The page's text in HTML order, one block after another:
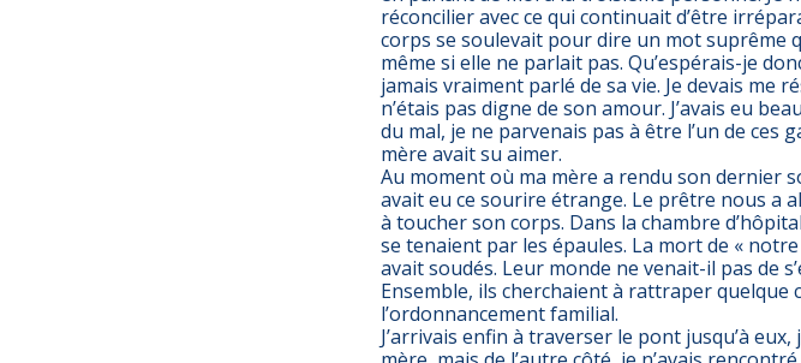
réconcilier avec ce qui continuait d’être
corps se soulevait pour dire un mot suprême
même si elle ne parlait pas. Qu’espérais-je
jamais vraiment parlé de sa vie. Je devais me
n’étais pas digne de son amour. J’avais eu
du mal, je ne parvenais pas à être l’un de ces
mère avait su aimer.
Au moment où ma mère a rendu son dernier
avait eu ce sourire étrange. Le prêtre nous a
à toucher son corps. Dans la chambre
se tenaient par les épaules. La mort de «
avait soudés. Leur monde ne venait-il pas de
Ensemble, ils cherchaient à rattraper quelque
l’ordonnancement familial.
J’arrivais enfin à traverser le pont jusqu’à eux,